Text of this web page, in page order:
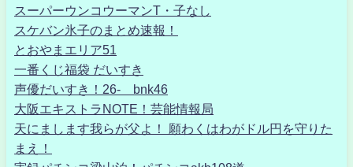
スーパーウンコウーマンT・子なし
スケバン氷子のまとめ速報！
とおやまエリア51
一番くじ福袋 だいすき
声優だいすき！26- bnk46
大阪エキストラNOTE！芸能情報局
天にまします我らが父よ！ 願わくはわがドル円を守りた
まえ！